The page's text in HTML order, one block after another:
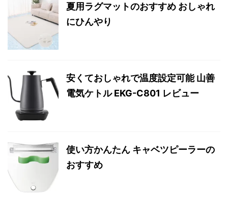
夏用ラグマットのおすすめ おしゃれ
にひんやり
安くておしゃれで温度設定可能 山善
電気ケトル EKG-C801 レビュー
使い方かんたん キャベツピーラーの
おすすめ